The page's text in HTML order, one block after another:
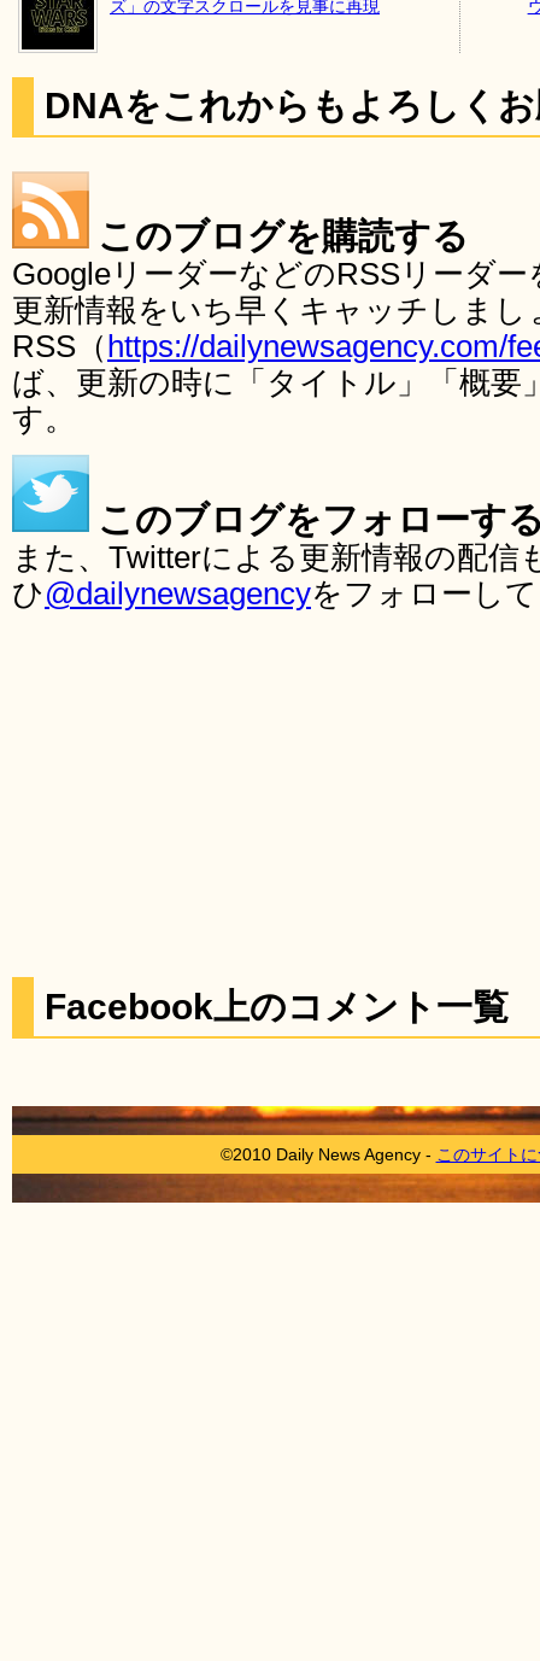
ズ」の文字スクロールを見事に再現
DNAをこれからもよろしく
このブログを購読する
GoogleリーダーなどのRSSリーダ
更新情報をいち早くキャッチしま
RSS（ https://dailynewsagency.com/
ば、更新の時に「タイトル」「概要
す。
このブログをフォローす
また、Twitterによる更新情報の配
ひ@dailynewsagencyをフォローし
Facebook上のコメント一覧
©2010 Daily News Agency - このサイト